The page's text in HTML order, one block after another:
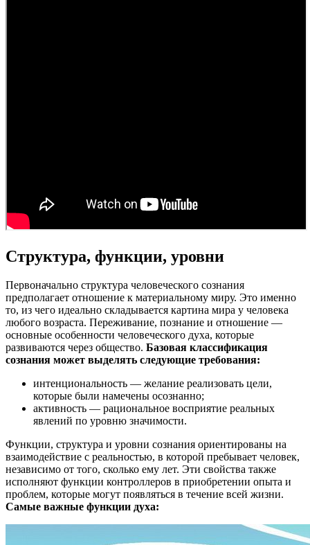
Структура, функции, уровни
Первоначально структура человеческого сознания
предполагает отношение к материальному миру. Это именно
то, из чего идеально складывается картина мира у человека
любого возраста. Переживание, познание и отношение —
основные особенности человеческого духа, которые
развиваются через общество. Базовая классификация
сознания может выделять следующие требования:
интенциональность — желание реализовать цели,
которые были намечены осознанно;
активность — рациональное восприятие реальных
явлений по уровню значимости.
Функции, структура и уровни сознания ориентированы на
взаимодействие с реальностью, в которой пребывает человек,
независимо от того, сколько ему лет. Эти свойства также
исполняют функции контроллеров в приобретении опыта и
проблем, которые могут появляться в течение всей жизни.
Самые важные функции духа: